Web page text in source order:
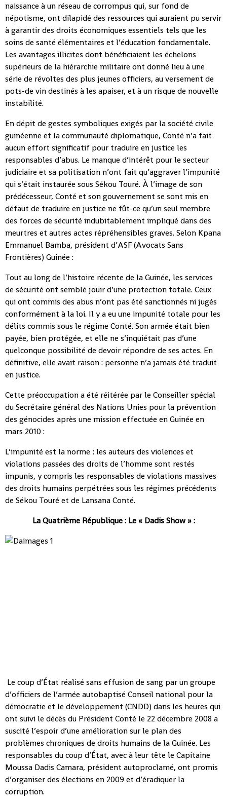
naissance à un réseau de corrompus qui, sur fond de
népotisme, ont dilapidé des ressources qui auraient pu servir
à garantir des droits économiques essentiels tels que les
soins de santé élémentaires et l’éducation fondamentale.
Les avantages illicites dont bénéficiaient les échelons
supérieurs de la hiérarchie militaire ont donné lieu à une
série de révoltes des plus jeunes officiers, au versement de
pots-de vin destinés à les apaiser, et à un risque de nouvelle
instabilité.
En dépit de gestes symboliques exigés par la société civile
guinéenne et la communauté diplomatique, Conté n’a fait
aucun effort significatif pour traduire en justice les
responsables d’abus. Le manque d’intérêt pour le secteur
judiciaire et sa politisation n’ont fait qu’aggraver l’impunité
qui s’était instaurée sous Sékou Touré. À l’image de son
prédécesseur, Conté et son gouvernement se sont mis en
défaut de traduire en justice ne fût-ce qu’un seul membre
des forces de sécurité indubitablement impliqué dans des
meurtres et autres actes répréhensibles graves. Selon Kpana
Emmanuel Bamba, président d’ASF (Avocats Sans
Frontières) Guinée :
Tout au long de l’histoire récente de la Guinée, les services
de sécurité ont semblé jouir d’une protection totale. Ceux
qui ont commis des abus n’ont pas été sanctionnés ni jugés
conformément à la loi. Il y a eu une impunité totale pour les
délits commis sous le régime Conté. Son armée était bien
payée, bien protégée, et elle ne s’inquiétait pas d’une
quelconque possibilité de devoir répondre de ses actes. En
définitive, elle avait raison : personne n’a jamais été traduit
en justice.
Cette préoccupation a été réitérée par le Conseiller spécial
du Secrétaire général des Nations Unies pour la prévention
des génocides après une mission effectuée en Guinée en
mars 2010 :
L’impunité est la norme ; les auteurs des violences et
violations passées des droits de l’homme sont restés
impunis, y compris les responsables de violations massives
des droits humains perpétrées sous les régimes précédents
de Sékou Touré et de Lansana Conté.
La Quatrième République : Le « Dadis Show » :
Le coup d’État réalisé sans effusion de sang par un groupe
d’officiers de l’armée autobaptisé Conseil national pour la
démocratie et le développement (CNDD) dans les heures qui
ont suivi le décès du Président Conté le 22 décembre 2008 a
suscité l’espoir d’une amélioration sur le plan des
problèmes chroniques de droits humains de la Guinée. Les
responsables du coup d’État, avec à leur tête le Capitaine
Moussa Dadis Camara, président autoproclamé, ont promis
d’organiser des élections en 2009 et d’éradiquer la
corruption.